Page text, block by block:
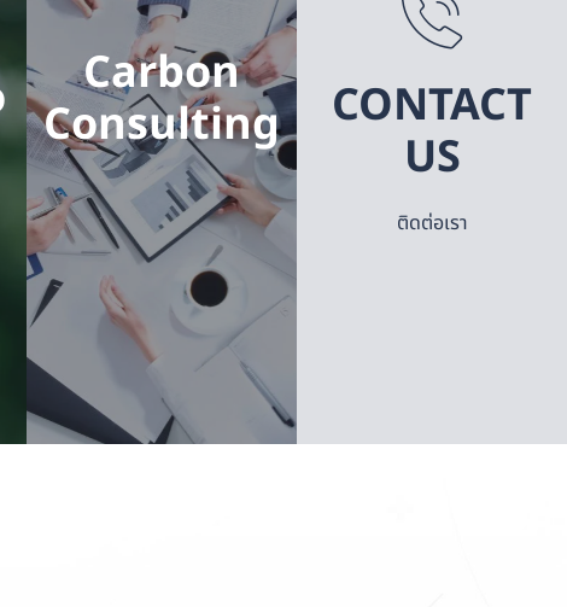
ด้วยบริการ
จัดหา, รวบรวม,
เสนอซื้อ และ
เสนอขาย REC
เพื่อให้มั่นใจว่า
คุณจะได้รับ
ประโยชน์สูงสุด
จากการลงทุน
ด้านพลังงาน
สะอาดไม่เพียง
แต่การประหยัด
ค่าไฟฟ้า
ดู
ข้อมูล
เพิ่ม
Carbon
Consulting
ของเรา เริ่ม
ตั้งแต่ ตรวจวัด,
ปรึกษา, วางกล
ยุทธ และแผน
การปฎิบัติการ
ลดคาร์บอนใน
ระยะยาว โดย
สร้างความ
ดำเนินธุรกิจ
CONTACT
US
ติดต่อเรา